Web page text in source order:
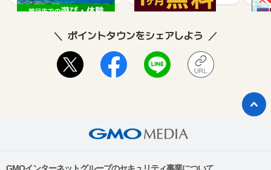
ポイントタウンをシェアしよう